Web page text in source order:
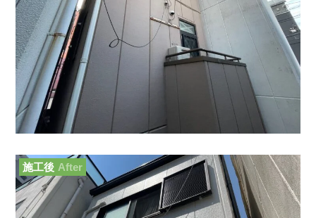
施工後 After